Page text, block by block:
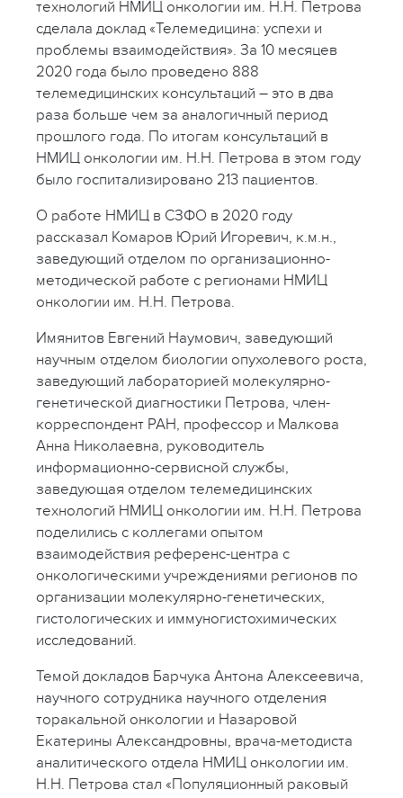
технологий НМИЦ онкологии им. Н.Н. Петрова
сделала доклад «Телемедицина: успехи и
проблемы взаимодействия». За 10 месяцев
2020 года было проведено 888
телемедицинских консультаций – это в два
раза больше чем за аналогичный период
прошлого года. По итогам консультаций в
НМИЦ онкологии им. Н.Н. Петрова в этом году
было госпитализировано 213 пациентов.
О работе НМИЦ в СЗФО в 2020 году
рассказал Комаров Юрий Игоревич, к.м.н.,
заведующий отделом по организационно-
методической работе с регионами НМИЦ
онкологии им. Н.Н. Петрова.
Имянитов Евгений Наумович, заведующий
научным отделом биологии опухолевого роста,
заведующий лабораторией молекулярно-
генетической диагностики Петрова, член-
корреспондент РАН, профессор и Малкова
Анна Николаевна, руководитель
информационно-сервисной службы,
заведующая отделом телемедицинских
технологий НМИЦ онкологии им. Н.Н. Петрова
поделились с коллегами опытом
взаимодействия референс-центра с
онкологическими учреждениями регионов по
организации молекулярно-генетических,
гистологических и иммуногистохимических
исследований.
Темой докладов Барчука Антона Алексеевича,
научного сотрудника научного отделения
торакальной онкологии и Назаровой
Екатерины Александровны, врача-методиста
аналитического отдела НМИЦ онкологии им.
Н.Н. Петрова стал «Популяционный раковый